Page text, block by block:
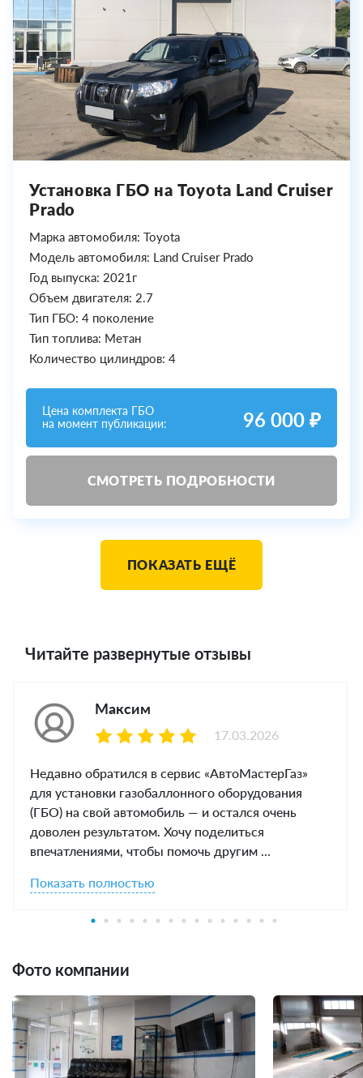
Установка ГБО на Toyota Land Cruiser
Prado
Марка автомобиля: Toyota
Модель автомобиля: Land Cruiser Prado
Год выпуска: 2021г
Объем двигателя: 2.7
Тип ГБО: 4 поколение
Тип топлива: Метан
Количество цилиндров: 4
Цена комплекта ГБО
на момент публикации:
96 000 ₽
СМОТРЕТЬ ПОДРОБНОСТИ
ПОКАЗАТЬ ЕЩЁ
Читайте развернутые отзывы
Максим
Недавно обратился в сервис «АвтоМастерГаз»
для установки газобаллонного оборудования
(ГБО) на свой автомобиль — и остался очень
доволен результатом. Хочу поделиться
впечатлениями, чтобы помочь другим ...
Показать полностью
17.03.2026
Фото компании